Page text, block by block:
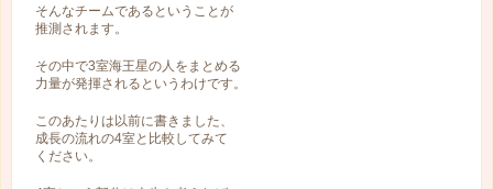
そんなチームであるということが
推測されます。
その中で3室海王星の人をまとめる
力量が発揮されるというわけです。
このあたりは以前に書きました、
成長の流れの4室と比較してみて
ください。